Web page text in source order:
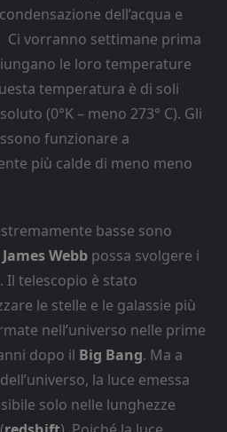
dell’acqua e
Ci vorranno settimane prima
le loro temperature
temperatura è di soli
(0°K – meno 273° C). Gli
funzionare a
più calde di meno meno
basse sono
James Webb possa svolgere i
Il telescopio è stato
le stelle e le galassie più
nell’universo nelle prime
dopo il Big Bang. Ma a
la luce emessa
solo nelle lunghezze